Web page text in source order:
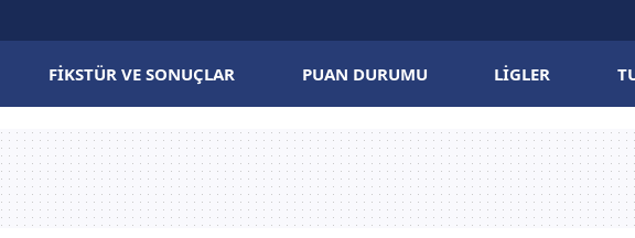
FIKSTÜR VE SONUÇLAR PUAN DURUMU LIGLER